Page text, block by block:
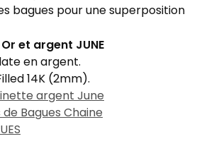
bagues pour une superposition
et argent JUNE
en argent.
14K (2mm).
argent June
Bagues Chaine